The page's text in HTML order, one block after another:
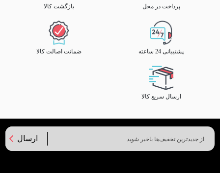
پرداخت در محل بازگشت کالا
پشتیبانی 24 ساعته ضمانت اصالت کالا
ارسال سریع کالا
ارسال